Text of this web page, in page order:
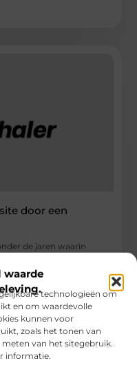
waarde
technologieën om
en om waardevolle
kunnen voor
zoals het tonen van
van het sitegebruik.
informatie.
door een
de jaren waarin